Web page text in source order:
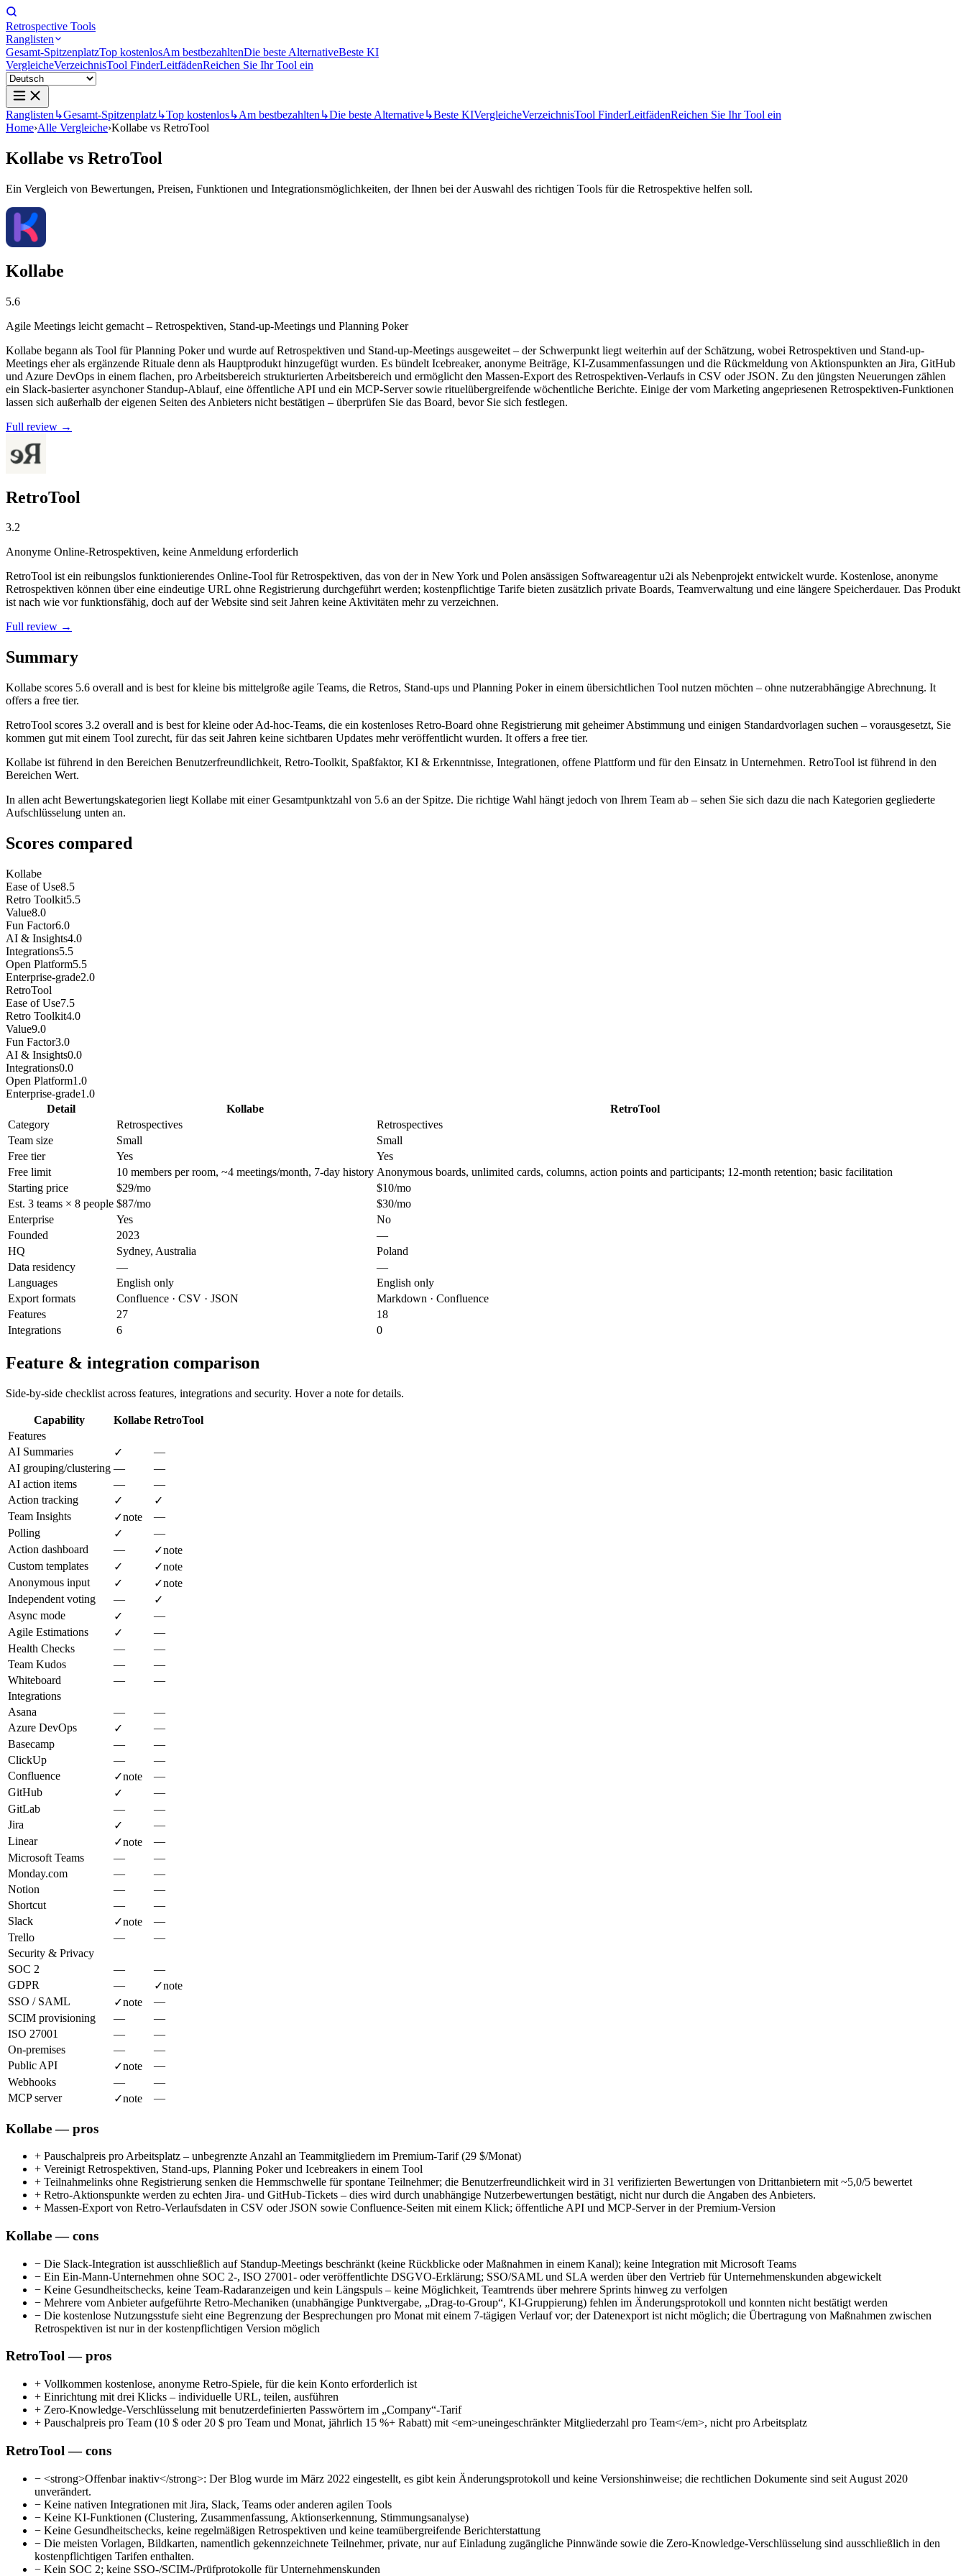
Retrospective Tools
Ranglisten
Gesamt-SpitzenplatzTop kostenlosAm bestbezahltenDie beste AlternativeBeste KI
VergleicheVerzeichnisTool FinderLeitfädenReichen Sie Ihr Tool ein
Ranglisten ↳Gesamt-Spitzenplatz↳Top kostenlos↳Am bestbezahlten ↳Die beste Alternative↳Beste KIVergleicheVerzeichnisTool FinderLeitfädenReichen Sie Ihr Tool ein
Home›Alle Vergleiche›Kollabe vs RetroTool
Kollabe vs RetroTool
Ein Vergleich von Bewertungen, Preisen, Funktionen und Integrationsmöglichkeiten, der Ihnen bei der Auswahl des richtigen Tools für die Retrospektive helfen soll.
Kollabe
5.6
Agile Meetings leicht gemacht – Retrospektiven, Stand-up-Meetings und Planning Poker
Kollabe begann als Tool für Planning Poker und wurde auf Retrospektiven und Stand-up-Meetings ausgeweitet – der Schwerpunkt liegt weiterhin auf der Schätzung, wobei Retrospektiven und Stand-up-
Meetings eher als ergänzende Rituale denn als Hauptprodukt hinzugefügt wurden. Es bündelt Icebreaker, anonyme Beiträge, KI-Zusammenfassungen und die Rückmeldung von Aktionspunkten an Jira, GitHub
und Azure DevOps in einem flachen, pro Arbeitsbereich strukturierten Arbeitsbereich und ermöglicht den Massen-Export des Retrospektiven-Verlaufs in CSV oder JSON. Zu den jüngsten Neuerungen zählen
ein Slack-basierter asynchoner Standup-Ablauf, eine öffentliche API und ein MCP-Server sowie rituelübergreifende wöchentliche Berichte. Einige der vom Marketing angepriesenen Retrospektiven-Funktionen
lassen sich außerhalb der eigenen Seiten des Anbieters nicht bestätigen – überprüfen Sie das Board, bevor Sie sich festlegen.
Full review →
RetroTool
3.2
Anonyme Online-Retrospektiven, keine Anmeldung erforderlich
RetroTool ist ein reibungslos funktionierendes Online-Tool für Retrospektiven, das von der in New York und Polen ansässigen Softwareagentur u2i als Nebenprojekt entwickelt wurde. Kostenlose, anonyme
Retrospektiven können über eine eindeutige URL ohne Registrierung durchgeführt werden; kostenpflichtige Tarife bieten zusätzlich private Boards, Teamverwaltung und eine längere Speicherdauer. Das Produkt
ist nach wie vor funktionsfähig, doch auf der Website sind seit Jahren keine Aktivitäten mehr zu verzeichnen.
Full review →
Summary
Kollabe scores 5.6 overall and is best for kleine bis mittelgroße agile Teams, die Retros, Stand-ups und Planning Poker in einem übersichtlichen Tool nutzen möchten – ohne nutzerabhängige Abrechnung. It
offers a free tier.
RetroTool scores 3.2 overall and is best for kleine oder Ad-hoc-Teams, die ein kostenloses Retro-Board ohne Registrierung mit geheimer Abstimmung und einigen Standardvorlagen suchen – vorausgesetzt, Sie
kommen gut mit einem Tool zurecht, für das seit Jahren keine sichtbaren Updates mehr veröffentlicht wurden. It offers a free tier.
Kollabe ist führend in den Bereichen Benutzerfreundlichkeit, Retro-Toolkit, Spaßfaktor, KI & Erkenntnisse, Integrationen, offene Plattform und für den Einsatz in Unternehmen. RetroTool ist führend in den
Bereichen Wert.
In allen acht Bewertungskategorien liegt Kollabe mit einer Gesamtpunktzahl von 5.6 an der Spitze. Die richtige Wahl hängt jedoch von Ihrem Team ab – sehen Sie sich dazu die nach Kategorien gegliederte
Aufschlüsselung unten an.
Scores compared
Kollabe
Ease of Use8.5
Retro Toolkit5.5
Value8.0
Fun Factor6.0
AI & Insights4.0
Integrations5.5
Open Platform5.5
Enterprise-grade2.0
RetroTool
Ease of Use7.5
Retro Toolkit4.0
Value9.0
Fun Factor3.0
AI & Insights0.0
Integrations0.0
Open Platform1.0
Enterprise-grade1.0
Detail
Kollabe
RetroTool
Category
Retrospectives
Retrospectives
Team size
Small
Small
Free tier
Yes
Yes
Free limit
10 members per room, ~4 meetings/month, 7-day history Anonymous boards, unlimited cards, columns, action points and participants; 12-month retention; basic facilitation
Starting price
$29/mo
$10/mo
Est. 3 teams × 8 people $87/mo
$30/mo
Enterprise
Yes
No
Founded
2023
—
HQ
Sydney, Australia
Poland
Data residency
—
—
Languages
English only
English only
Export formats
Confluence · CSV · JSON
Markdown · Confluence
Features
27
18
Integrations
6 0
Feature & integration comparison
Side-by-side checklist across features, integrations and security. Hover a note for details.
Capability Kollabe RetroTool
Features
AI Summaries
✓
—
AI grouping/clustering —
—
AI action items
—
—
Action tracking
✓
✓
Team Insights
✓note
—
Polling
✓
—
Action dashboard
— ✓note
Custom templates
✓ ✓note
Anonymous input
✓ ✓note
Independent voting
—
✓
Async mode
✓
—
Agile Estimations
✓
—
Health Checks
—
—
Team Kudos
—
—
Whiteboard
—
—
Integrations
Asana
—
—
Azure DevOps
✓
—
Basecamp
—
—
ClickUp
—
—
Confluence
✓note
—
GitHub
✓
—
GitLab
—
—
Jira
✓
—
Linear
✓note
—
Microsoft Teams
—
—
Monday.com
—
—
Notion
—
—
Shortcut
—
—
Slack
✓note
—
Trello
—
—
Security & Privacy
SOC 2
—
—
GDPR
— ✓note
SSO / SAML
✓note
—
SCIM provisioning
—
—
ISO 27001
—
—
On-premises
—
—
Public API
✓note
—
Webhooks
—
—
MCP server
✓note —
Kollabe — pros
+ Pauschalpreis pro Arbeitsplatz – unbegrenzte Anzahl an Teammitgliedern im Premium-Tarif (29 $/Monat)
+ Vereinigt Retrospektiven, Stand-ups, Planning Poker und Icebreakers in einem Tool
+ Teilnahmelinks ohne Registrierung senken die Hemmschwelle für spontane Teilnehmer; die Benutzerfreundlichkeit wird in 31 verifizierten Bewertungen von Drittanbietern mit ~5,0/5 bewertet
+ Retro-Aktionspunkte werden zu echten Jira- und GitHub-Tickets – dies wird durch unabhängige Nutzerbewertungen bestätigt, nicht nur durch die Angaben des Anbieters.
+ Massen-Export von Retro-Verlaufsdaten in CSV oder JSON sowie Confluence-Seiten mit einem Klick; öffentliche API und MCP-Server in der Premium-Version
Kollabe — cons
− Die Slack-Integration ist ausschließlich auf Standup-Meetings beschränkt (keine Rückblicke oder Maßnahmen in einem Kanal); keine Integration mit Microsoft Teams
− Ein Ein-Mann-Unternehmen ohne SOC 2-, ISO 27001- oder veröffentlichte DSGVO-Erklärung; SSO/SAML und SLA werden über den Vertrieb für Unternehmenskunden abgewickelt
− Keine Gesundheitschecks, keine Team-Radaranzeigen und kein Längspuls – keine Möglichkeit, Teamtrends über mehrere Sprints hinweg zu verfolgen
− Mehrere vom Anbieter aufgeführte Retro-Mechaniken (unabhängige Punktvergabe, „Drag-to-Group“, KI-Gruppierung) fehlen im Änderungsprotokoll und konnten nicht bestätigt werden
− Die kostenlose Nutzungsstufe sieht eine Begrenzung der Besprechungen pro Monat mit einem 7-tägigen Verlauf vor; der Datenexport ist nicht möglich; die Übertragung von Maßnahmen zwischen
Retrospektiven ist nur in der kostenpflichtigen Version möglich
RetroTool — pros
+ Vollkommen kostenlose, anonyme Retro-Spiele, für die kein Konto erforderlich ist
+ Einrichtung mit drei Klicks – individuelle URL, teilen, ausführen
+ Zero-Knowledge-Verschlüsselung mit benutzerdefinierten Passwörtern im „Company“-Tarif
+ Pauschalpreis pro Team (10 $ oder 20 $ pro Team und Monat, jährlich 15 %+ Rabatt) mit <em>uneingeschränkter Mitgliederzahl pro Team</em>, nicht pro Arbeitsplatz
RetroTool — cons
− <strong>Offenbar inaktiv</strong>: Der Blog wurde im März 2022 eingestellt, es gibt kein Änderungsprotokoll und keine Versionshinweise; die rechtlichen Dokumente sind seit August 2020
unverändert.
− Keine nativen Integrationen mit Jira, Slack, Teams oder anderen agilen Tools
− Keine KI-Funktionen (Clustering, Zusammenfassung, Aktionserkennung, Stimmungsanalyse)
− Keine Gesundheitschecks, keine regelmäßigen Retrospektiven und keine teamübergreifende Berichterstattung
− Die meisten Vorlagen, Bildkarten, namentlich gekennzeichnete Teilnehmer, private, nur auf Einladung zugängliche Pinnwände sowie die Zero-Knowledge-Verschlüsselung sind ausschließlich in den
kostenpflichtigen Tarifen enthalten.
− Kein SOC 2; keine SSO-/SCIM-/Prüfprotokolle für Unternehmenskunden